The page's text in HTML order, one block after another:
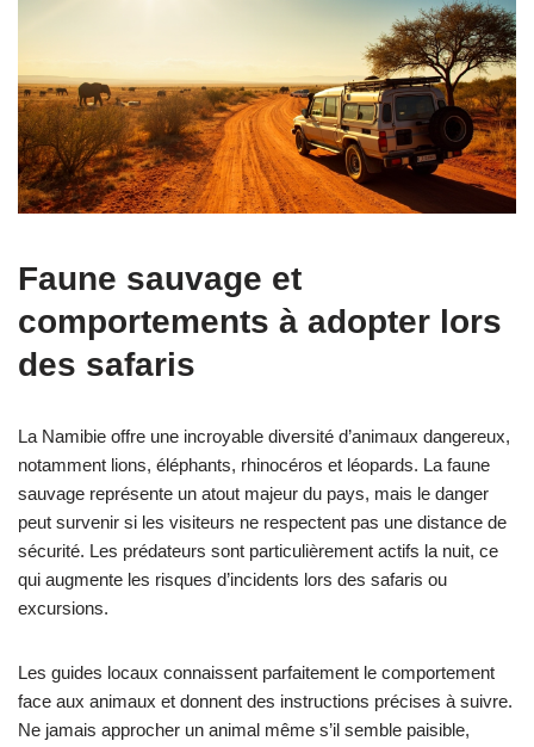
Faune sauvage et
comportements à adopter lors
des safaris
La Namibie offre une incroyable diversité d’animaux dangereux,
notamment lions, éléphants, rhinocéros et léopards. La faune
sauvage représente un atout majeur du pays, mais le danger
peut survenir si les visiteurs ne respectent pas une distance de
sécurité. Les prédateurs sont particulièrement actifs la nuit, ce
qui augmente les risques d’incidents lors des safaris ou
excursions.
Les guides locaux connaissent parfaitement le comportement
face aux animaux et donnent des instructions précises à suivre.
Ne jamais approcher un animal même s’il semble paisible,